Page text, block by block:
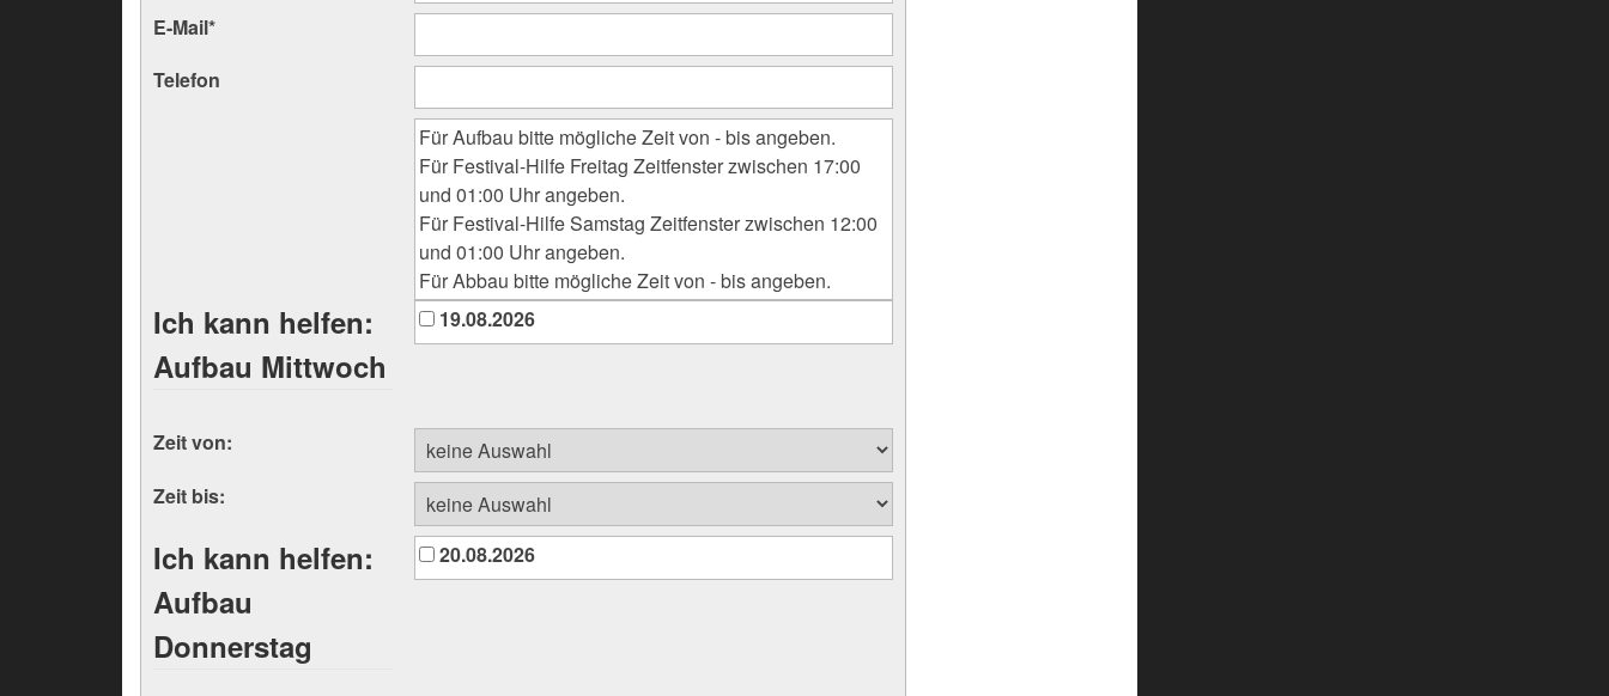
E-Mail*
Telefon
Für Aufbau bitte mögliche Zeit von - bis angeben.
Für Festival-Hilfe Freitag Zeitfenster zwischen 17:00
und 01:00 Uhr angeben.
Für Festival-Hilfe Samstag Zeitfenster zwischen 12:00
und 01:00 Uhr angeben.
Für Abbau bitte mögliche Zeit von - bis angeben.
Ich kann helfen:
Aufbau Mittwoch
19.08.2026
Zeit von:
Zeit bis:
Ich kann helfen:
Aufbau
Donnerstag
20.08.2026